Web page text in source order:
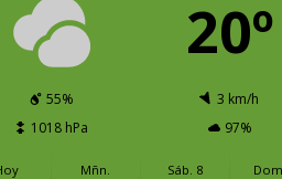
20º
55%
3 km/h
1018 hPa
97%
Mñn.
Sáb. 8